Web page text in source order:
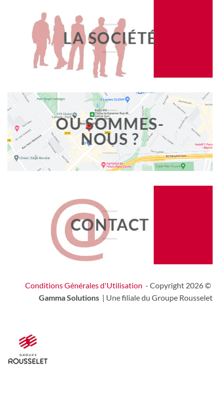
LA SOCIÉTÉ
OÙ SOMMES-
NOUS ?
CONTACT
Conditions Générales d'Utilisation - Copyright 2026 ©
Gamma Solutions | Une filiale du Groupe Rousselet